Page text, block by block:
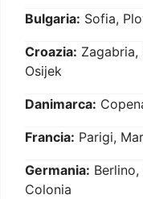
Bulgaria: Sofia,
Croazia: Zagabria,
Osijek
Danimarca:
Francia: Parigi,
Germania:
Colonia